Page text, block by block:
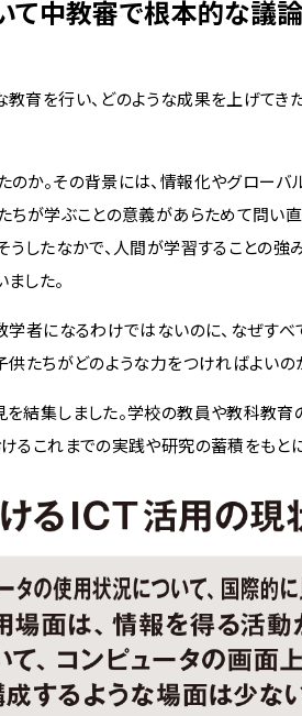
て中教審で根本的な議
育を行い、どのような成果を上げてき
か。その背景には、情報化やグローバ
が学ぶことの意義があらためて問い
したなかで、人間が学習することの
した。
学者になるわけではないのに、なぜす
供たちがどのような力をつければよいの
結集しました。学校の教員や教科教
るこれまでの実践や研究の蓄積をも